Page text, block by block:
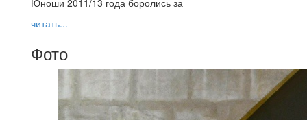
читать...
Фото